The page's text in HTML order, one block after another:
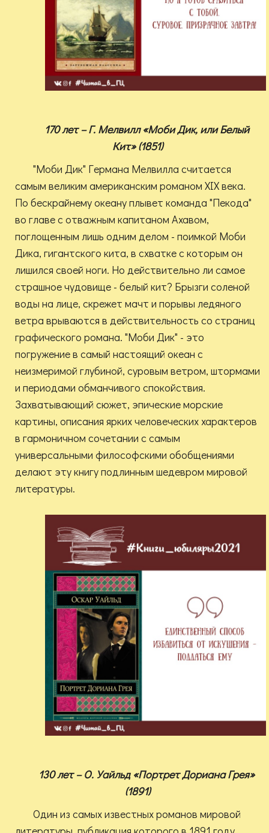
170 лет – Г. Мелвилл «Моби Дик, или Белый
Кит» (1851)
"Моби Дик" Германа Мелвилла считается
самым великим американским романом XIX века.
По бескрайнему океану плывет команда "Пекода"
во главе с отважным капитаном Ахавом,
поглощенным лишь одним делом - поимкой Моби
Дика, гигантского кита, в схватке с которым он
лишился своей ноги. Но действительно ли самое
страшное чудовище - белый кит? Брызги соленой
воды на лице, скрежет мачт и порывы ледяного
ветра врываются в действительность со страниц
графического романа. "Моби Дик" - это
погружение в самый настоящий океан с
неизмеримой глубиной, суровым ветром, штормами
и периодами обманчивого спокойствия.
Захватывающий сюжет, эпические морские
картины, описания ярких человеческих характеров
в гармоничном сочетании с самым
универсальными философскими обобщениями
делают эту книгу подлинным шедевром мировой
литературы.
130 лет – О. Уайльд «Портрет Дориана Грея»
(1891)
Один из самых известных романов мировой